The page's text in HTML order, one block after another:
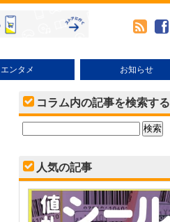
エンタメ お知らせ
コラム内の記事を検索する
人気の記事